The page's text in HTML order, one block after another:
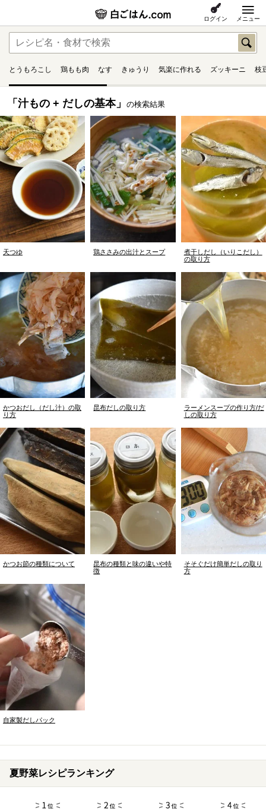
ログイン メニュー
とうもろこし 鶏もも肉 なす きゅうり 気楽に作れる ズッキーニ 枝
「汁もの + だしの基本」 の検索結果
天つゆ 鶏ささみの出汁とスープ
煮干しだし（いりこだし）
の取り方
かつおだし（だし汁）の取
り方
昆布だしの取り方
ラーメンスープの作り方/だ
しの取り方
かつお節の種類について
昆布の種類と味の違いや特
徴
そそぐだけ簡単だしの取り
方
自家製だしパック
夏野菜レシピランキング